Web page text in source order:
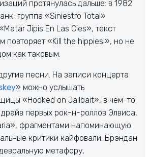
протянулась дальше: в 1982
группа «Siniestro Total»
Jipis En Las Cies», текст
повторяет «Kill the hippies!», но не
как таковым.
песни. На записи концерта
» можно услышать
«Hooked on Jailbait», в чём-то
первых рок-н-роллов Элвиса,
фрагментами напоминающую
критики кайфовали. Брэндан
метафору,